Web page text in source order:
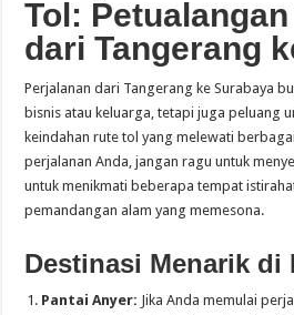
Tol:
dari Tangerang
Perjalanan dari Tangerang ke Surabaya
bisnis atau keluarga, tetapi juga peluang
keindahan rute tol yang melewati
perjalanan Anda, jangan ragu untuk
untuk menikmati beberapa tempat
pemandangan alam yang memesona.
Destinasi Menarik di
Pantai Anyer: Jika Anda memulai